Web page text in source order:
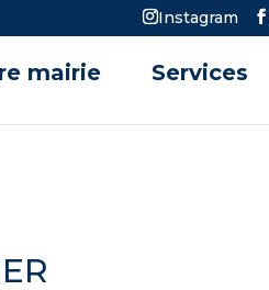
Instagram
mairie Services